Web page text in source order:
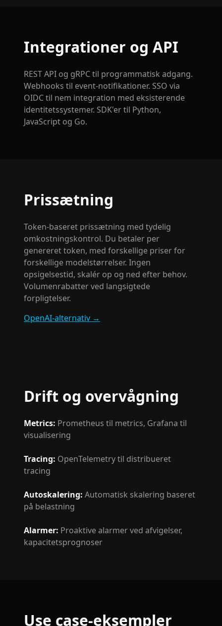
Integrationer og API
REST API og gRPC til programmatisk adgang.
Webhooks til event-notifikationer. SSO via
OIDC til nem integration med eksisterende
identitetssystemer. SDK'er til Python,
JavaScript og Go.
Prissætning
Token-baseret prissætning med tydelig
omkostningskontrol. Du betaler per
genereret token, med forskellige priser for
forskellige modelstørrelser. Ingen
opsigelsestid, skalér op og ned efter behov.
Volumenrabatter ved langsigtede
forpligtelser.
OpenAI-alternativ →
Drift og overvågning
Metrics: Prometheus til metrics, Grafana til
visualisering
Tracing: OpenTelemetry til distribueret
tracing
Autoskalering: Automatisk skalering baseret
på belastning
Alarmer: Proaktive alarmer ved afvigelser,
kapacitetsprognoser
Use case-eksempler